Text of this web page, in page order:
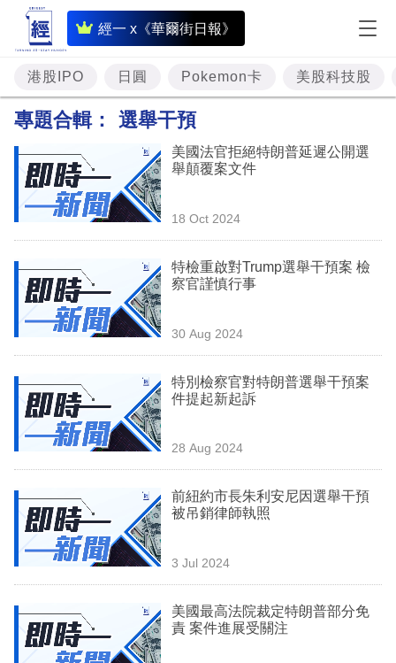
經一 x《華爾街日報》
即
時
財
經
投
資
理
業
科
技
場
生
時
事
港股IPO 日圓 Pokemon卡 美股科技股
專題合輯： 選舉干預
美國法官拒絕特朗普延遲公開選
舉顛覆案文件
18 Oct 2024
特檢重啟對Trump選舉干預案 檢
察官謹慎行事
30 Aug 2024
特別檢察官對特朗普選舉干預案
件提起新起訴
28 Aug 2024
前紐約市長朱利安尼因選舉干預
被吊銷律師執照
3 Jul 2024
美國最高法院裁定特朗普部分免
責 案件進展受關注